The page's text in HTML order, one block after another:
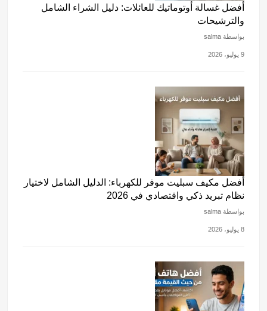
أفضل غسالة أوتوماتيك للعائلات: دليل الشراء الشامل
والترشيحات
بواسطة salma
9 يوليو، 2026
أفضل مكيف سبليت موفر للكهرباء: الدليل الشامل لاختيار
نظام تبريد ذكي واقتصادي في 2026
بواسطة salma
8 يوليو، 2026